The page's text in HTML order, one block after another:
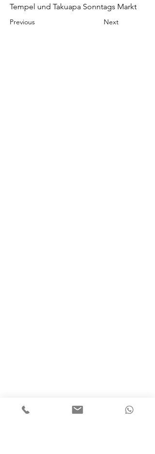
Tempel und Takuapa Sonntags Markt
Previous Next